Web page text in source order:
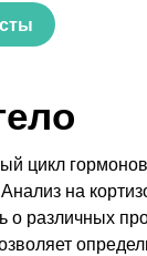
цикл
на
о различных